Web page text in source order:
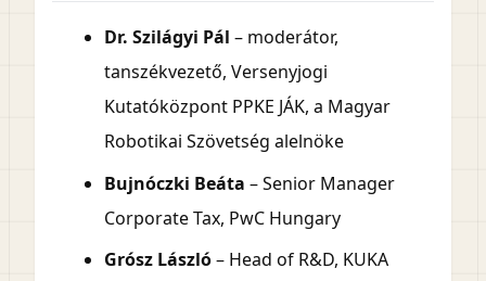
Dr. Szilágyi Pál – moderátor,
tanszékvezető, Versenyjogi
Kutatóközpont PPKE JÁK, a Magyar
Robotikai Szövetség alelnöke
Bujnóczki Beáta – Senior Manager
Corporate Tax, PwC Hungary
Grósz László– Head of R&D, KUKA